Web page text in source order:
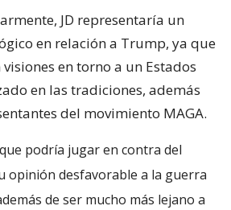
JD representaría un
en relación a Trump, ya que
en torno a un Estados
en las tradiciones, además
del movimiento MAGA.
podría jugar en contra del
opinión desfavorable a la guerra
de ser mucho más lejano a